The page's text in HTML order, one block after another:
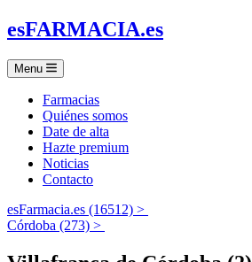
esFARMACIA.es
Menu
Farmacias
Quiénes somos
Date de alta
Hazte premium
Noticias
Contacto
esFarmacia.es (16512) >
Córdoba (273) >